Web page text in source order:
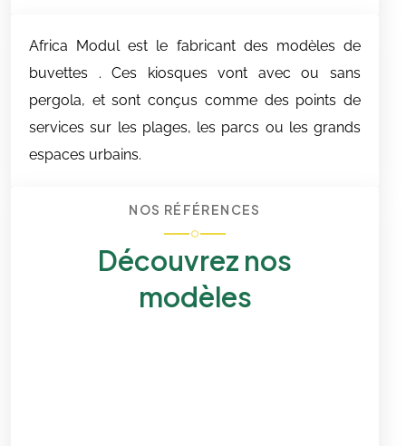
Africa Modul est le fabricant des modèles de
buvettes . Ces kiosques vont avec ou sans
pergola, et sont conçus comme des points de
services sur les plages, les parcs ou les grands
espaces urbains.
NOS RÉFÉRENCES
Découvrez nos
modèles